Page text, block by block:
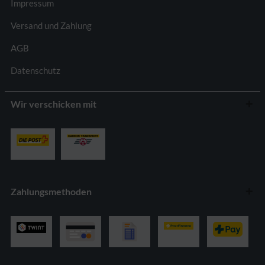
Impressum
Versand und Zahlung
AGB
Datenschutz
Wir verschicken mit
Zahlungsmethoden